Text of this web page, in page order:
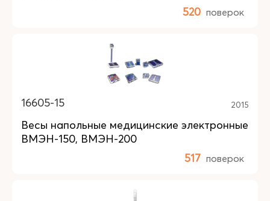
520 поверок
16605-15 2015
Весы напольные медицинские электронные
ВМЭН-150, ВМЭН-200
517 поверок